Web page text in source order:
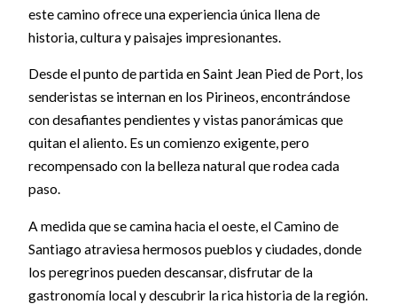
este camino ofrece una experiencia única llena de
historia, cultura y paisajes impresionantes.
Desde el punto de partida en Saint Jean Pied de Port, los
senderistas se internan en los Pirineos, encontrándose
con desafiantes pendientes y vistas panorámicas que
quitan el aliento. Es un comienzo exigente, pero
recompensado con la belleza natural que rodea cada
paso.
A medida que se camina hacia el oeste, el Camino de
Santiago atraviesa hermosos pueblos y ciudades, donde
los peregrinos pueden descansar, disfrutar de la
gastronomía local y descubrir la rica historia de la región.